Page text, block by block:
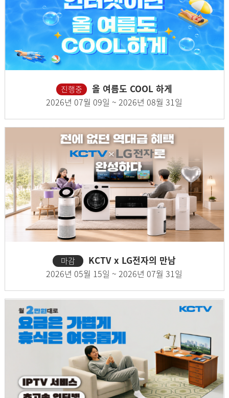
진행중 올 여름도 COOL 하게
2026년 07월 09일 ~ 2026년 08월 31일
마감 KCTV x LG전자의 만남
2026년 05월 15일 ~ 2026년 07월 31일